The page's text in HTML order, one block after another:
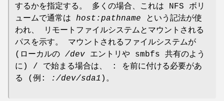
するかを指定する。 多くの場合、これは NFS ボリ
ュームで通常は host:pathname という記法が使
われ、 リモートファイルシステムとマウントされる
パスを示す。 マウントされるファイルシステムが
(ローカルの /dev エントリや smbfs 共有のよう
に) / で始まる場合は、 : を前に付ける必要があ
る (例:
:/dev/sda1 )。